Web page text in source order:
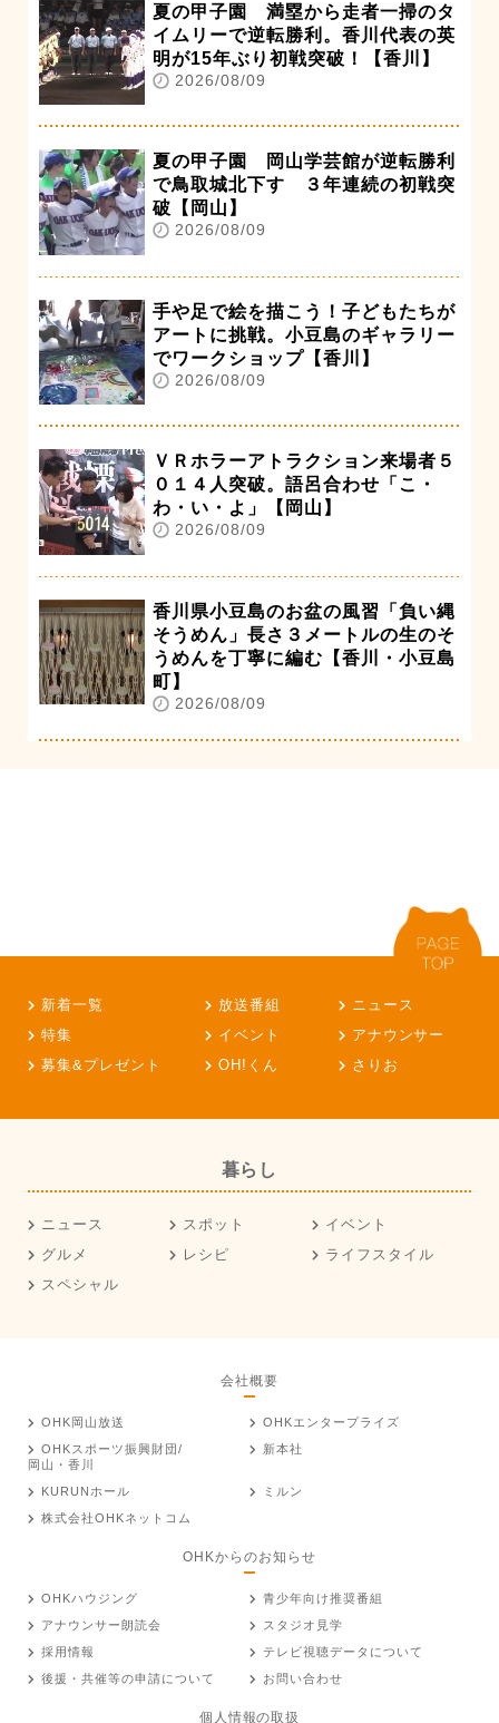
夏の甲子園 満塁から走者一掃のタ
イムリーで逆転勝利。香川代表の英
明が15年ぶり初戦突破！【香川】
2026/08/09
夏の甲子園 岡山学芸館が逆転勝利
で鳥取城北下す ３年連続の初戦突
破【岡山】
2026/08/09
手や足で絵を描こう！子どもたちが
アートに挑戦。小豆島のギャラリー
でワークショップ【香川】
2026/08/09
ＶＲホラーアトラクション来場者５
０１４人突破。語呂合わせ「こ・
わ・い・よ」【岡山】
2026/08/09
香川県小豆島のお盆の風習「負い縄
そうめん」長さ３メートルの生のそ
うめんを丁寧に編む【香川・小豆島
町】
2026/08/09
新着一覧 放送番組
ニュース
特集
イベント
アナウンサー
募集&プレゼント
OH!くん さりお
暮らし
ニュース スポット
イベント
グルメ
レシピ
ライフスタイル
スペシャル
会社概要
OHK岡山放送
OHKエンタープライズ
OHKスポーツ振興財団/
岡山・香川
新本社
KURUNホール
ミルン
株式会社OHKネットコム
OHKからのお知らせ
OHKハウジング
青少年向け推奨番組
アナウンサー朗読会
スタジオ見学
採用情報
テレビ視聴データについて
後援・共催等の申請について
お問い合わせ
個人情報の取扱